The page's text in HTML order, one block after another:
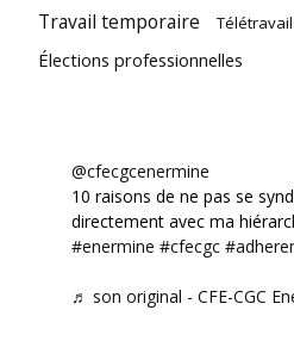
Travail temporaire Télétravail
Élections professionnelles
@cfecgcenermine
10 raisons de ne pas se
directement avec ma
#enermine #cfecgc
♬ son original - CFE-CGC